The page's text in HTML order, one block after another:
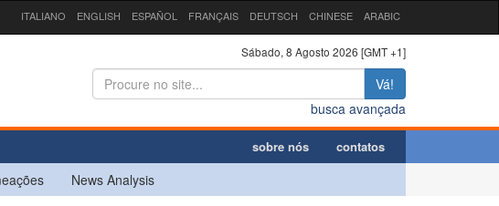
ITALIANO ENGLISH ESPAÑOL FRANÇAIS DEUTSCH CHINESE ARABIC
Sábado, 8 Agosto 2026 [GMT +1]
Vá!
busca avançada
sobre nós contatos
News Analysis